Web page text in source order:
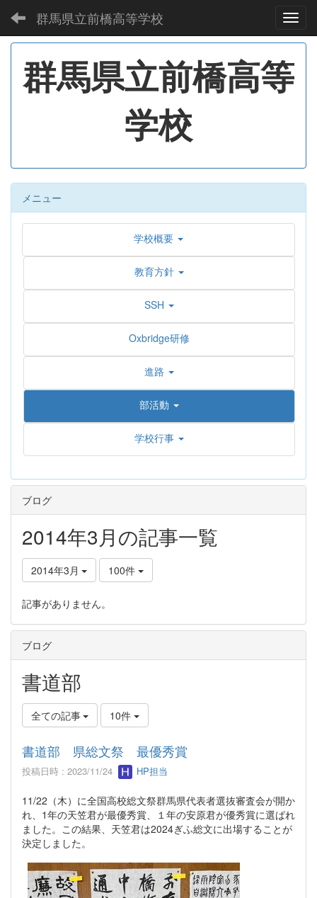
群馬県立前橋高等学校
群馬県立前橋高等
学校
メニュー
学校概要
教育方針
SSH
Oxbridge研修
進路
部活動
学校行事
ブログ
2014年3月の記事一覧
2014年3月 100件
記事がありません。
ブログ
書道部
全ての記事 10件
書道部 県総文祭 最優秀賞
投稿日時 : 2023/11/24 HP担当
11/22（木）に全国高校総文祭群馬県代表者選抜審査会が開か
れ、1年の天笠君が最優秀賞、１年の安原君が優秀賞に選ばれ
ました。この結果、天笠君は2024ぎふ総文に出場することが
決定しました。